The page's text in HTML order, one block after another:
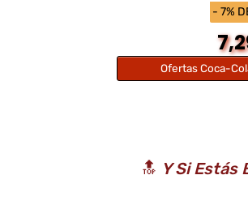
- 7%
Ofertas Coca-
🔝 Y Si Estás